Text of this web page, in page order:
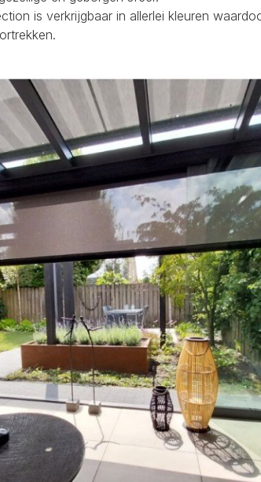
is verkrijgbaar in allerlei kleuren